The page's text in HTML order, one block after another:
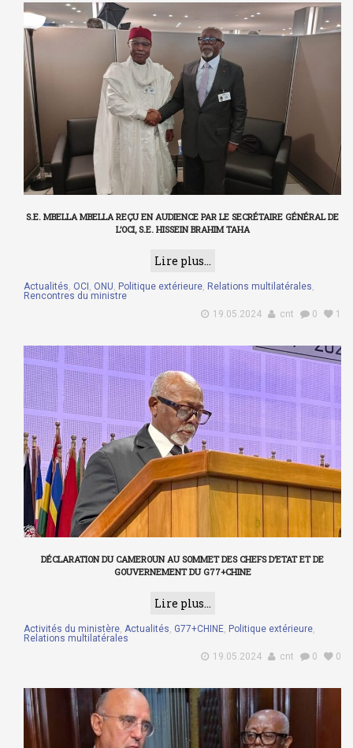
S.E. MBELLA MBELLA REÇU EN AUDIENCE PAR LE SECRÉTAIRE GÉNÉRAL DE
L’OCI, S.E. HISSEIN BRAHIM TAHA
Lire plus...
Actualités, OCI, ONU, Politique extérieure, Relations multilatérales,
Rencontres du ministre
19.05.2024
cnt 0 1
DÉCLARATION DU CAMEROUN AU SOMMET DES CHEFS D’ETAT ET DE
GOUVERNEMENT DU G77+CHINE
Lire plus...
Activités du ministère, Actualités, G77+CHINE, Politique extérieure,
Relations multilatérales
19.05.2024
cnt 0 0